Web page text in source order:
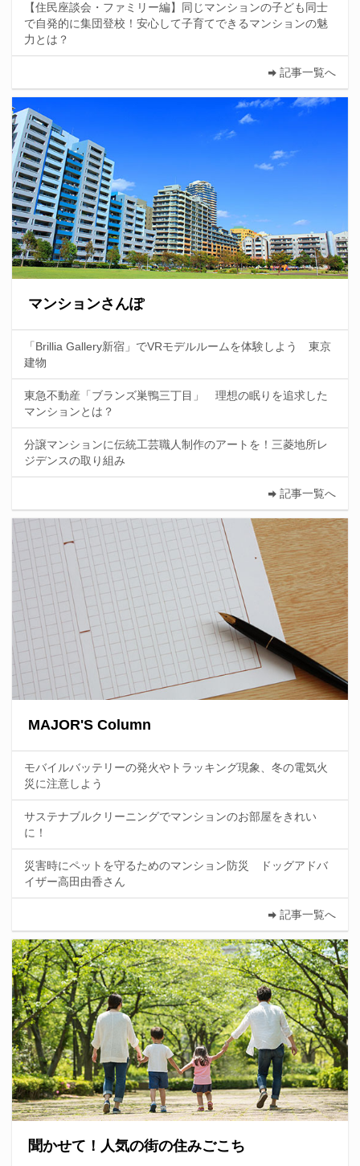
【住民座談会・ファミリー編】同じマンションの子ども同士
で自発的に集団登校！安心して子育てできるマンションの魅
力とは？
記事一覧へ
マンションさんぽ
「Brillia Gallery新宿」でVRモデルルームを体験しよう 東京
建物
東急不動産「ブランズ巣鴨三丁目」 理想の眠りを追求した
マンションとは？
分譲マンションに伝統工芸職人制作のアートを！三菱地所レ
ジデンスの取り組み
記事一覧へ
MAJOR'S Column
モバイルバッテリーの発火やトラッキング現象、冬の電気火
災に注意しよう
サステナブルクリーニングでマンションのお部屋をきれい
に！
災害時にペットを守るためのマンション防災 ドッグアドバ
イザー高田由香さん
記事一覧へ
聞かせて！人気の街の住みごこち